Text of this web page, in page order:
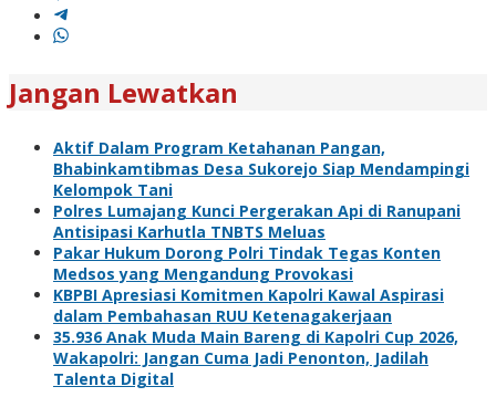
Jangan Lewatkan
Aktif Dalam Program Ketahanan Pangan,
Bhabinkamtibmas Desa Sukorejo Siap Mendampingi
Kelompok Tani
Polres Lumajang Kunci Pergerakan Api di Ranupani
Antisipasi Karhutla TNBTS Meluas
Pakar Hukum Dorong Polri Tindak Tegas Konten
Medsos yang Mengandung Provokasi
KBPBI Apresiasi Komitmen Kapolri Kawal Aspirasi
dalam Pembahasan RUU Ketenagakerjaan
35.936 Anak Muda Main Bareng di Kapolri Cup 2026,
Wakapolri: Jangan Cuma Jadi Penonton, Jadilah
Talenta Digital